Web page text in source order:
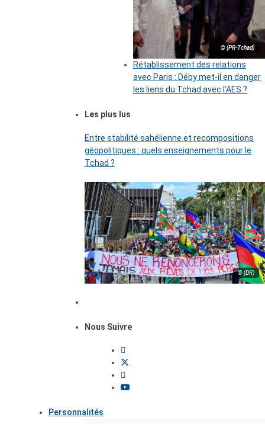
© (PR-Tchad)
Rétablissement des relations
avec Paris : Déby met-il en danger
les liens du Tchad avec l’AES ?
Les plus lus
Entre stabilité sahélienne et recompositions
géopolitiques : quels enseignements pour le
Tchad ?
© (DR)
Nous Suivre
Personnalités